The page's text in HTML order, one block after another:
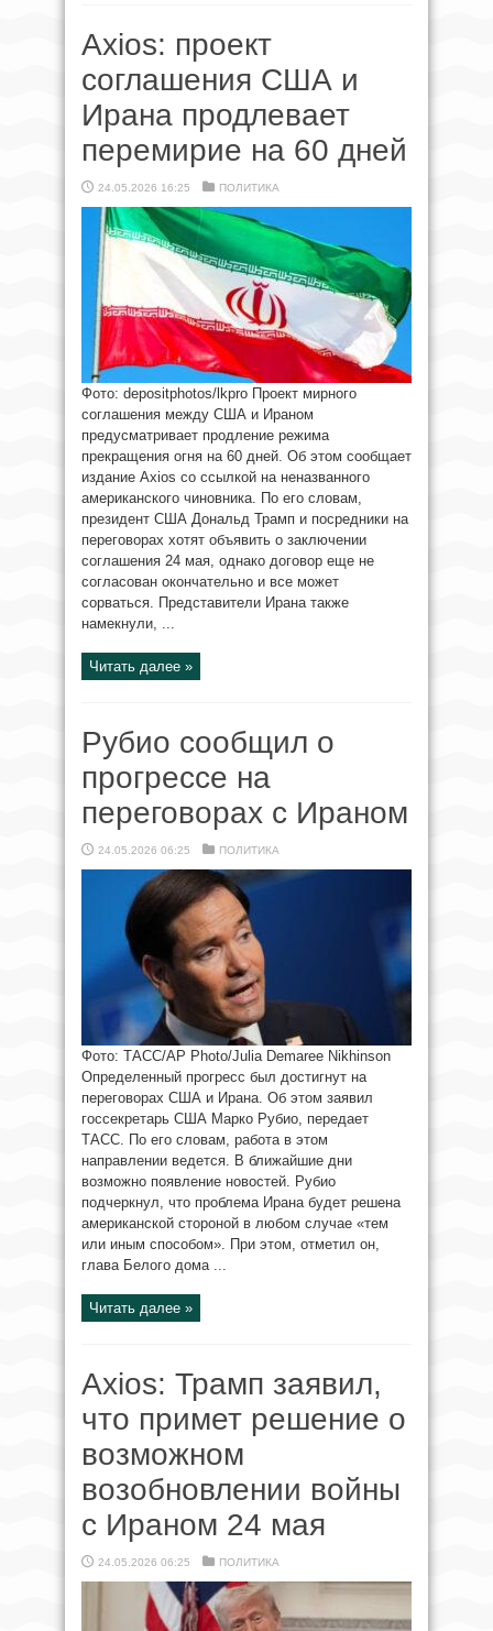
Axios: проект
соглашения США и
Ирана продлевает
перемирие на 60 дней
24.05.2026 16:25 ПОЛИТИКА
Фото: depositphotos/lkpro Проект мирного
соглашения между США и Ираном
предусматривает продление режима
прекращения огня на 60 дней. Об этом сообщает
издание Axios со ссылкой на неназванного
американского чиновника. По его словам,
президент США Дональд Трамп и посредники на
переговорах хотят объявить о заключении
соглашения 24 мая, однако договор еще не
согласован окончательно и все может
сорваться. Представители Ирана также
намекнули, ...
Читать далее »
Рубио сообщил о
прогрессе на
переговорах с Ираном
24.05.2026 06:25 ПОЛИТИКА
Фото: ТАСС/АР Рhoto/Julia Demaree Nikhinson
Определенный прогресс был достигнут на
переговорах США и Ирана. Об этом заявил
госсекретарь США Марко Рубио, передает
ТАСС. По его словам, работа в этом
направлении ведется. В ближайшие дни
возможно появление новостей. Рубио
подчеркнул, что проблема Ирана будет решена
американской стороной в любом случае «тем
или иным способом». При этом, отметил он,
глава Белого дома ...
Читать далее »
Axios: Трамп заявил,
что примет решение о
возможном
возобновлении войны
с Ираном 24 мая
24.05.2026 06:25 ПОЛИТИКА